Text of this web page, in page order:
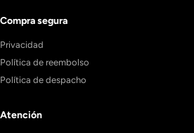
Compra segura
Privacidad
Política de reembolso
Política de despacho
Atención